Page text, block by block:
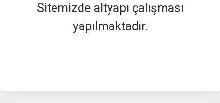
Sitemizde altyapı çalışması
yapılmaktadır.